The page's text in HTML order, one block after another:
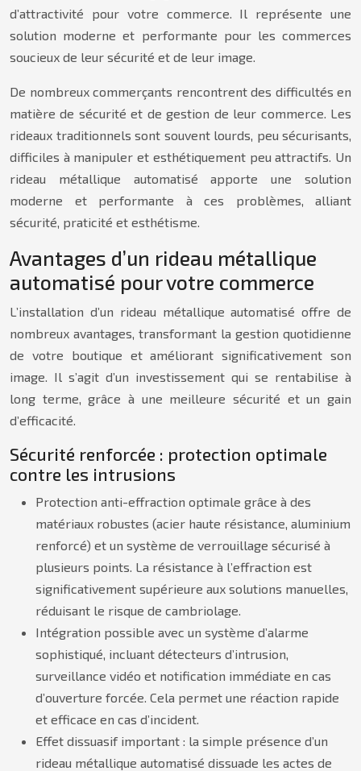
d’attractivité pour votre commerce. Il représente une
solution moderne et performante pour les commerces
soucieux de leur sécurité et de leur image.
De nombreux commerçants rencontrent des difficultés en
matière de sécurité et de gestion de leur commerce. Les
rideaux traditionnels sont souvent lourds, peu sécurisants,
difficiles à manipuler et esthétiquement peu attractifs. Un
rideau métallique automatisé apporte une solution
moderne et performante à ces problèmes, alliant
sécurité, praticité et esthétisme.
Avantages d’un rideau métallique
automatisé pour votre commerce
L’installation d’un rideau métallique automatisé offre de
nombreux avantages, transformant la gestion quotidienne
de votre boutique et améliorant significativement son
image. Il s’agit d’un investissement qui se rentabilise à
long terme, grâce à une meilleure sécurité et un gain
d’efficacité.
Sécurité renforcée : protection optimale
contre les intrusions
Protection anti-effraction optimale grâce à des
matériaux robustes (acier haute résistance, aluminium
renforcé) et un système de verrouillage sécurisé à
plusieurs points. La résistance à l’effraction est
significativement supérieure aux solutions manuelles,
réduisant le risque de cambriolage.
Intégration possible avec un système d’alarme
sophistiqué, incluant détecteurs d’intrusion,
surveillance vidéo et notification immédiate en cas
d’ouverture forcée. Cela permet une réaction rapide
et efficace en cas d’incident.
Effet dissuasif important : la simple présence d’un
rideau métallique automatisé dissuade les actes de